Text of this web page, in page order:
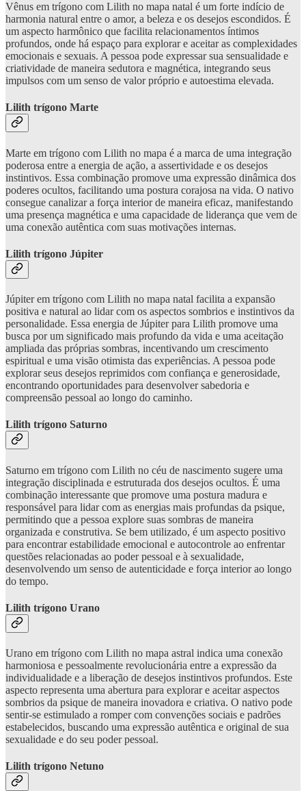
Vênus em trígono com Lilith no mapa natal é um forte indício de
harmonia natural entre o amor, a beleza e os desejos escondidos. É
um aspecto harmônico que facilita relacionamentos íntimos
profundos, onde há espaço para explorar e aceitar as complexidades
emocionais e sexuais. A pessoa pode expressar sua sensualidade e
criatividade de maneira sedutora e magnética, integrando seus
impulsos com um senso de valor próprio e autoestima elevada.
Lilith trígono Marte
Marte em trígono com Lilith no mapa é a marca de uma integração
poderosa entre a energia de ação, a assertividade e os desejos
instintivos. Essa combinação promove uma expressão dinâmica dos
poderes ocultos, facilitando uma postura corajosa na vida. O nativo
consegue canalizar a força interior de maneira eficaz, manifestando
uma presença magnética e uma capacidade de liderança que vem de
uma conexão autêntica com suas motivações internas.
Lilith trígono Júpiter
Júpiter em trígono com Lilith no mapa natal facilita a expansão
positiva e natural ao lidar com os aspectos sombrios e instintivos da
personalidade. Essa energia de Júpiter para Lilith promove uma
busca por um significado mais profundo da vida e uma aceitação
ampliada das próprias sombras, incentivando um crescimento
espiritual e uma visão otimista das experiências. A pessoa pode
explorar seus desejos reprimidos com confiança e generosidade,
encontrando oportunidades para desenvolver sabedoria e
compreensão pessoal ao longo do caminho.
Lilith trígono Saturno
Saturno em trígono com Lilith no céu de nascimento sugere uma
integração disciplinada e estruturada dos desejos ocultos. É uma
combinação interessante que promove uma postura madura e
responsável para lidar com as energias mais profundas da psique,
permitindo que a pessoa explore suas sombras de maneira
organizada e construtiva. Se bem utilizado, é um aspecto positivo
para encontrar estabilidade emocional e autocontrole ao enfrentar
questões relacionadas ao poder pessoal e à sexualidade,
desenvolvendo um senso de autenticidade e força interior ao longo
do tempo.
Lilith trígono Urano
Urano em trígono com Lilith no mapa astral indica uma conexão
harmoniosa e pessoalmente revolucionária entre a expressão da
individualidade e a liberação de desejos instintivos profundos. Este
aspecto representa uma abertura para explorar e aceitar aspectos
sombrios da psique de maneira inovadora e criativa. O nativo pode
sentir-se estimulado a romper com convenções sociais e padrões
estabelecidos, buscando uma expressão autêntica e original de sua
sexualidade e do seu poder pessoal.
Lilith trígono Netuno